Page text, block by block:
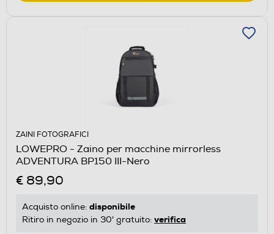
ZAINI FOTOGRAFICI
LOWEPRO - Zaino per macchine mirrorless
ADVENTURA BP150 III-Nero
€ 89,90
Acquisto online: disponibile
Ritiro in negozio in 30' gratuito: verifica